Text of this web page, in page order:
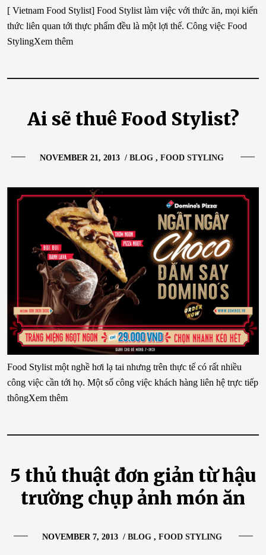
[ Vietnam Food Stylist] Food Stylist làm việc với thức ăn, mọi kiến
thức liên quan tới thực phẩm đều là một lợi thế. Công việc Food
StylingXem thêm
Ai sẽ thuê Food Stylist?
NOVEMBER 21, 2013 / BLOG FOOD STYLING
Food Stylist một nghề hơi lạ tai nhưng trên thực tế có rất nhiều
công việc cần tới họ. Một số công việc khách hàng liên hệ trực tiếp
thôngXem thêm
5 thủ thuật đơn giản từ hậu
trường chụp ảnh món ăn
NOVEMBER 7, 2013/ BLOG FOOD STYLING